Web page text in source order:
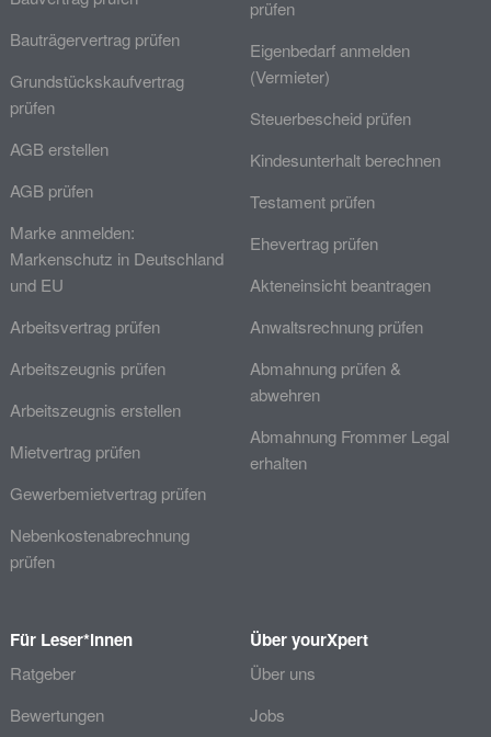
Bauträgervertrag prüfen
Grundstückskaufvertrag
prüfen
AGB erstellen
AGB prüfen
Marke anmelden:
Markenschutz in Deutschland
und EU
Arbeitsvertrag prüfen
Arbeitszeugnis prüfen
Arbeitszeugnis erstellen
Mietvertrag prüfen
Gewerbemietvertrag prüfen
Nebenkostenabrechnung
prüfen
prüfen
Eigenbedarf anmelden
(Vermieter)
Steuerbescheid prüfen
Kindesunterhalt berechnen
Testament prüfen
Ehevertrag prüfen
Akteneinsicht beantragen
Anwaltsrechnung prüfen
Abmahnung prüfen &
abwehren
Abmahnung Frommer Legal
erhalten
Für Leser*innen
Ratgeber
Bewertungen
Über yourXpert
Über uns
Jobs